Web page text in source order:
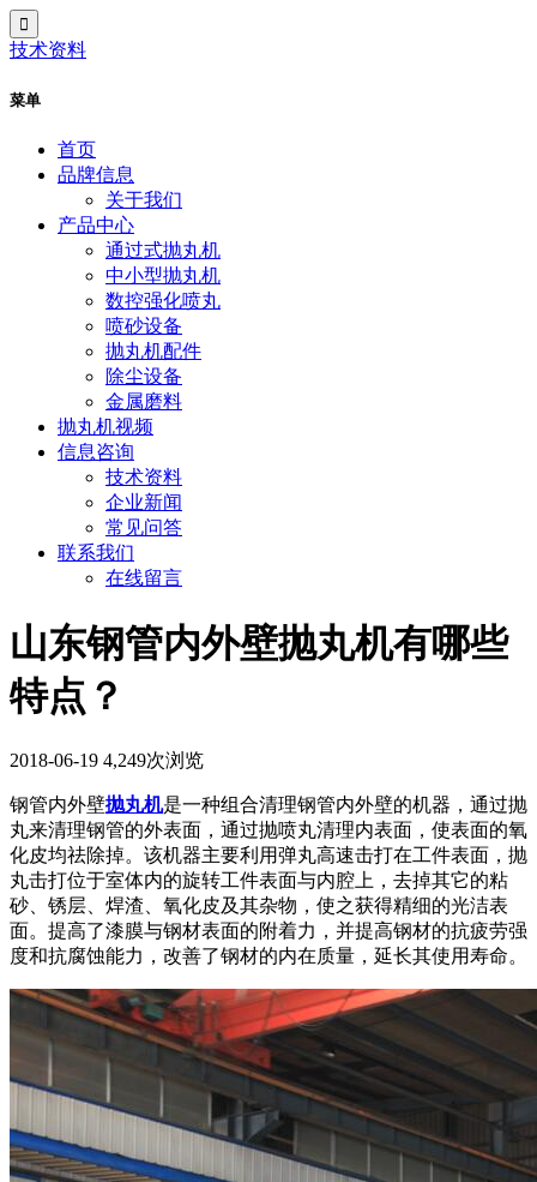
技术资料
菜单
首页
品牌信息
关于我们
产品中心
通过式抛丸机
中小型抛丸机
数控强化喷丸
喷砂设备
抛丸机配件
除尘设备
金属磨料
抛丸机视频
信息咨询
技术资料
企业新闻
常见问答
联系我们
在线留言
山东钢管内外壁抛丸机有哪些
特点？
2018-06-19 4,249次浏览
钢管内外壁抛丸机是一种组合清理钢管内外壁的机器，通过抛
丸来清理钢管的外表面，通过抛喷丸清理内表面，使表面的氧
化皮均祛除掉。该机器主要利用弹丸高速击打在工件表面，抛
丸击打位于室体内的旋转工件表面与内腔上，去掉其它的粘
砂、锈层、焊渣、氧化皮及其杂物，使之获得精细的光洁表
面。提高了漆膜与钢材表面的附着力，并提高钢材的抗疲劳强
度和抗腐蚀能力，改善了钢材的内在质量，延长其使用寿命。